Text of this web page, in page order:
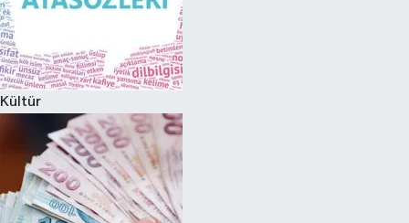
Kültür